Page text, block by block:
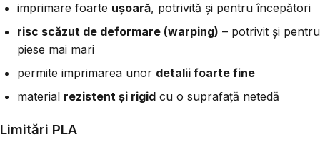
imprimare foarte ușoară, potrivită și pentru începători
risc scăzut de deformare (warping) – potrivit și pentru
piese mai mari
permite imprimarea unor detalii foarte fine
material rezistent și rigid cu o suprafață netedă
Limitări PLA